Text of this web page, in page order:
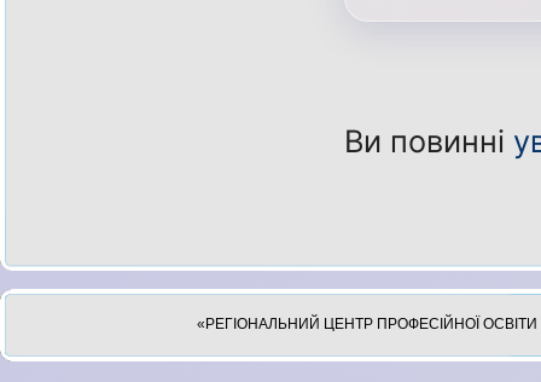
Ви повинні
«РЕГІОНАЛЬНИЙ ЦЕНТР ПРОФЕСІЙНОЇ